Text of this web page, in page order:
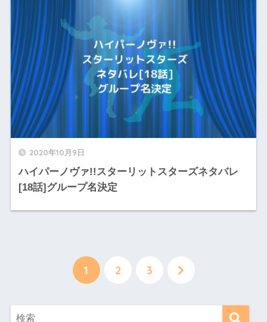
2020年10月9日
ハイパーノヴァ!!スターリットスターズネタバレ
[18話]グループ名決定
1 2 3